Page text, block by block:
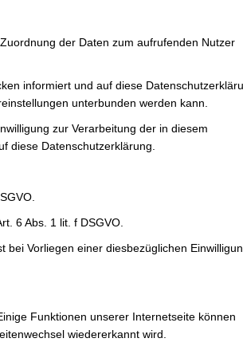
der Daten zum aufrufenden Nutzer
informiert und auf diese
unterbunden werden kann.
zur Verarbeitung der in diesem
diese Datenschutzerklärung.
6 Abs. 1 lit. f DSGVO.
Vorliegen einer diesbezüglichen
Funktionen unserer Internetseite können
wiedererkannt wird.